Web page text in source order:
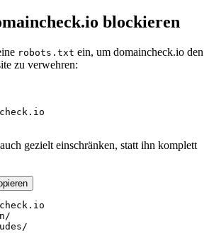
blockieren
robots.txt ein, um domaincheck.io den
zu verwehren:
gezielt einschränken, statt ihn komplett